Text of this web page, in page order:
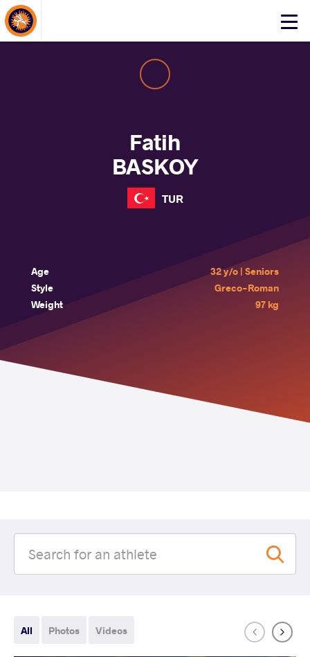
Click
About Events
Fatih
BASKOY
TUR
Age
32 y/o | Seniors
Style
Greco-Roman
Weight
97 kg
All Photos Videos